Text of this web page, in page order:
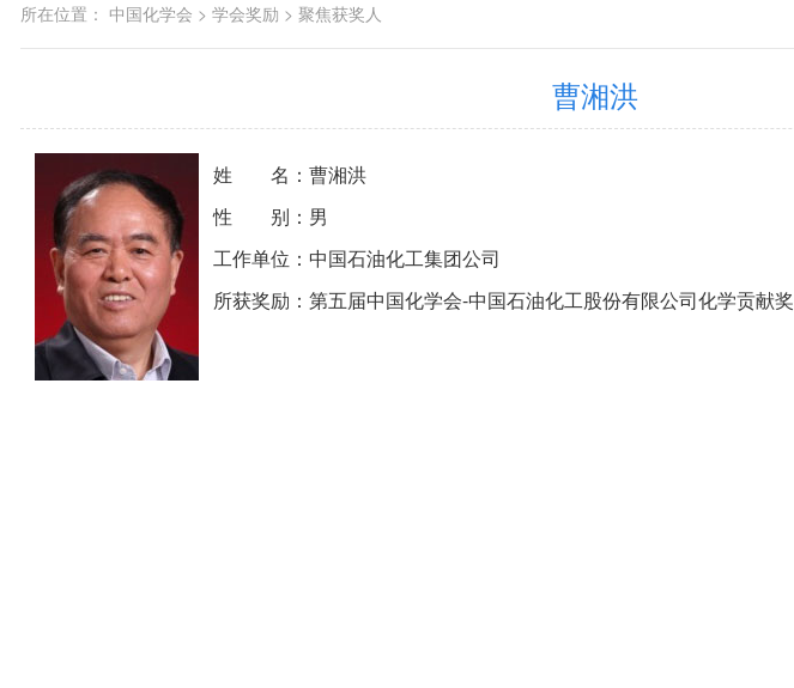
所在位置： 中国化学会 > 学会奖励 > 聚焦获奖人
曹湘洪
姓 名：曹湘洪
性 别：男
工作单位：中国石油化工集团公司
所获奖励：第五届中国化学会-中国石油化工股份有限公司化学贡献奖